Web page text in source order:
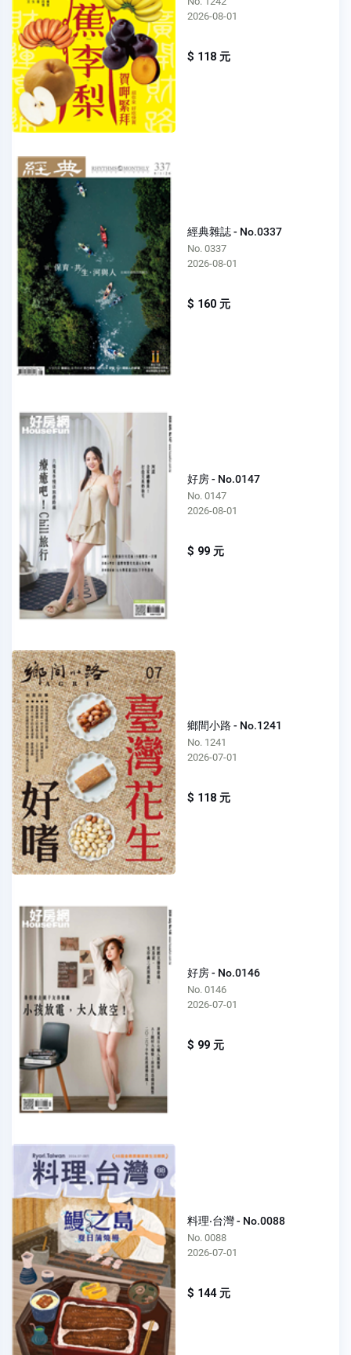
2026-08-01
$ 118 元
經典雜誌 - No.0337
No. 0337
2026-08-01
$ 160 元
好房 - No.0147
No. 0147
2026-08-01
$ 99 元
鄉間小路 - No.1241
No. 1241
2026-07-01
$ 118 元
好房 - No.0146
No. 0146
2026-07-01
$ 99 元
料理‧台灣 - No.0088
No. 0088
2026-07-01
$ 144 元